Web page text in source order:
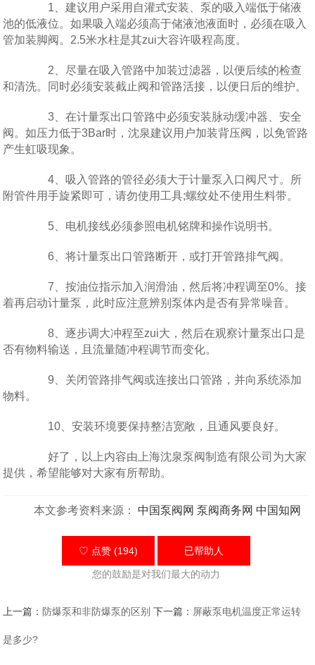
1、建议用户采用自灌式安装、泵的吸入端低于储液
池的低液位。如果吸入端必须高于储液池液面时，必须在吸入
管加装脚阀。2.5米水柱是其zui大容许吸程高度。
2、尽量在吸入管路中加装过滤器，以便后续的检查
和清洗。同时必须安装截止阀和管路活接，以便日后的维护。
3、在计量泵出口管路中必须安装脉动缓冲器、安全
阀。如压力低于3Bar时，沈泉建议用户加装背压阀，以免管路
产生虹吸现象。
4、吸入管路的管径必须大于计量泵入口阀尺寸。所
附管件用手旋紧即可，请勿使用工具;螺纹处不使用生料带。
5、电机接线必须参照电机铭牌和操作说明书。
6、将计量泵出口管路断开，或打开管路排气阀。
7、按油位指示加入润滑油，然后将冲程调至0%。接
着再启动计量泵，此时应注意辨别泵体内是否有异常噪音。
8、逐步调大冲程至zui大，然后在观察计量泵出口是
否有物料输送，且流量随冲程调节而变化。
9、关闭管路排气阀或连接出口管路，并向系统添加
物料。
10、安装环境要保持整洁宽敞，且通风要良好。
好了，以上内容由上海沈泉泵阀制造有限公司为大家
提供，希望能够对大家有所帮助。
本文参考资料来源： 中国泵阀网 泵阀商务网 中国知网
♡ 点赞 (194) 已帮助 人
您的鼓励是对我们最大的动力
上一篇： 防爆泵和非防爆泵的区别 下一篇： 屏蔽泵电机温度正常运转
是多少?